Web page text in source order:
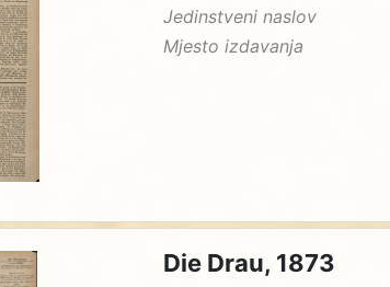
Jedinstveni naslov
Mjesto izdavanja
Die Drau, 1873